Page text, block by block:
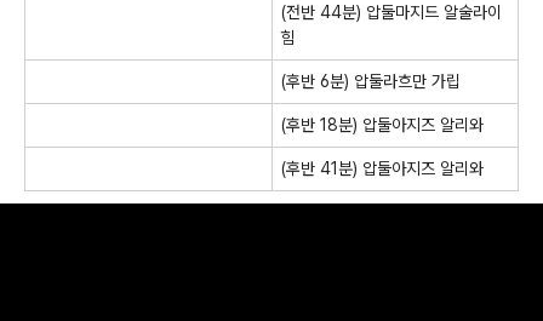
(전반 44분) 압둘마지드 알술라이
힘
(후반 6분) 압둘라흐만 가립
(후반 18분) 압둘아지즈 알리와
(후반 41분) 압둘아지즈 알리와